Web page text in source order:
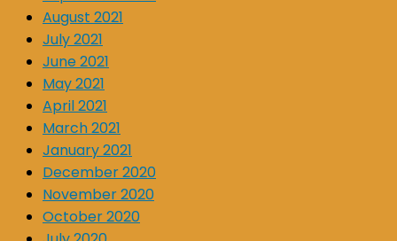
August 2021
July 2021
June 2021
May 2021
April 2021
March 2021
January 2021
December 2020
November 2020
October 2020